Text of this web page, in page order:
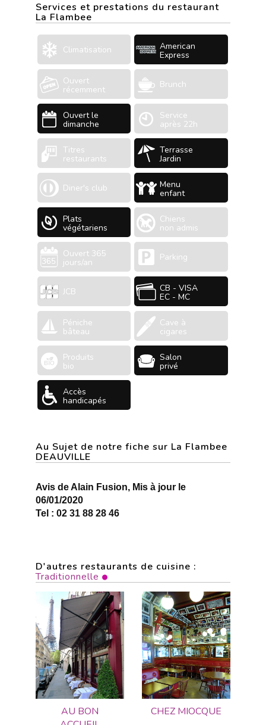
Services et prestations du restaurant
La Flambee
Climatisation American
Express
Ouvert
récemment Brunch
Ouvert le
dimanche
Service
après 22h
Titres
restaurants
Terrasse
Jardin
Diner's club Menu
enfant
Plats
végétariens
Chiens
non admis
Ouvert 365
jours/an Parking
JCB CB - VISA
EC - MC
Péniche
bâteau
Cave à
cigares
Produits
bio
Salon
privé
Accès
handicapés
Au Sujet de notre fiche sur La Flambee
DEAUVILLE
Avis de Alain Fusion, Mis à jour le
06/01/2020
Tel : 02 31 88 28 46
D'autres restaurants de cuisine :
Traditionnelle
AU BON
CHEZ MIOCQUE